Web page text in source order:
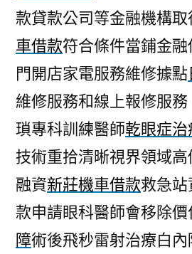
款貸款公司等金融機構取
車借款符合條件當鋪金
門開店家電服務維修據點
維修服務和線上報修服
瑣專科訓練醫師乾眼症治
技術重拾清晰視界領域
融資新莊機車借款救急
款申請眼科醫師會移除
障術後飛秒雷射治療白